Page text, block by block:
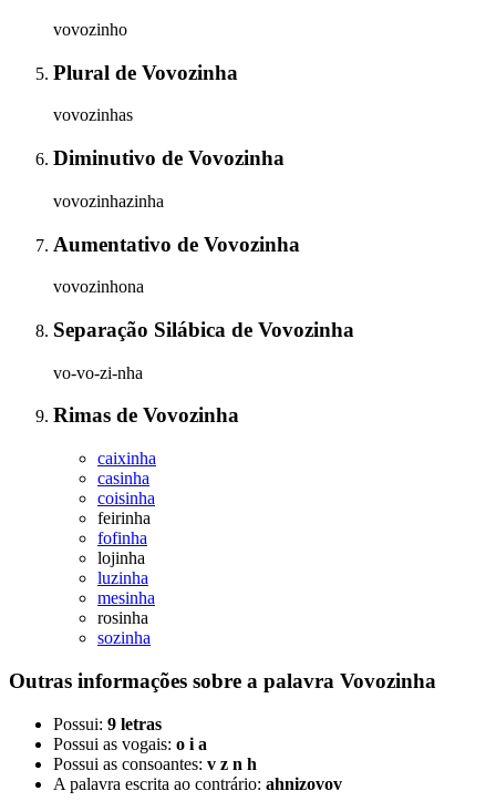
vovozinho
Plural de Vovozinha
vovozinhas
Diminutivo de Vovozinha
vovozinhazinha
Aumentativo de Vovozinha
vovozinhona
Separação Silábica de Vovozinha
vo-vo-zi-nha
Rimas de Vovozinha
caixinha
casinha
coisinha
feirinha
fofinha
lojinha
luzinha
mesinha
rosinha
sozinha
Outras informações sobre a palavra Vovozinha
Possui: 9 letras
Possui as vogais: o i a
Possui as consoantes: v z n h
A palavra escrita ao contrário: ahnizovov